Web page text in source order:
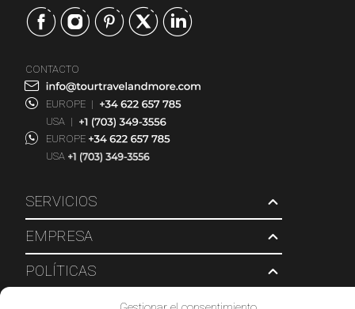
SERVICIOS
EMPRESA
POLÍTICAS
CONTACTO
EUROPE |
USA |
EUROPE
USA